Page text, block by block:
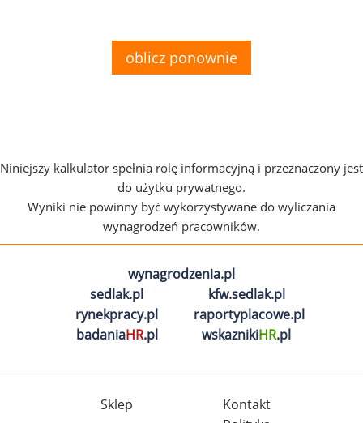
oblicz ponownie
Niniejszy kalkulator spełnia rolę informacyjną i przeznaczony jest
do użytku prywatnego.
Wyniki nie powinny być wykorzystywane do wyliczania
wynagrodzeń pracowników.
wynagrodzenia.pl
sedlak.pl
kfw.sedlak.pl
rynekpracy.pl
raportyplacowe.pl
badaniaHR.pl wskaznikiHR.pl
Sklep
Kontakt